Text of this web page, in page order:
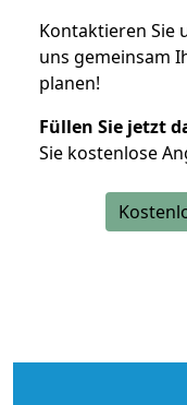
Kontaktieren Sie
uns gemeinsam
planen!
Füllen Sie jetzt
Sie kostenlose